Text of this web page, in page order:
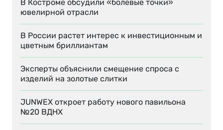
В Костроме обсудили «болевые точки»
ювелирной отрасли
В России растет интерес к инвестиционным и
цветным бриллиантам
Эксперты объяснили смещение спроса с
изделий на золотые слитки
JUNWEX откроет работу нового павильона
№20 ВДНХ